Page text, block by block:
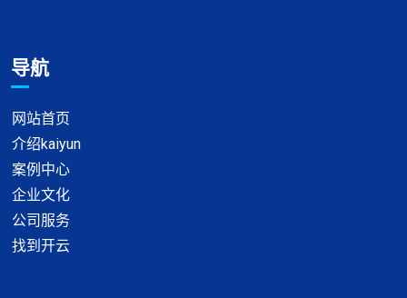
导航
网站首页
介绍kaiyun
案例中心
企业文化
公司服务
找到开云